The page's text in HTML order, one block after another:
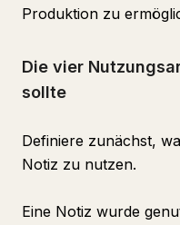
Produktion zu
Die vier
sollte
Definiere zunächst,
Notiz zu nutzen.
Eine Notiz wurde